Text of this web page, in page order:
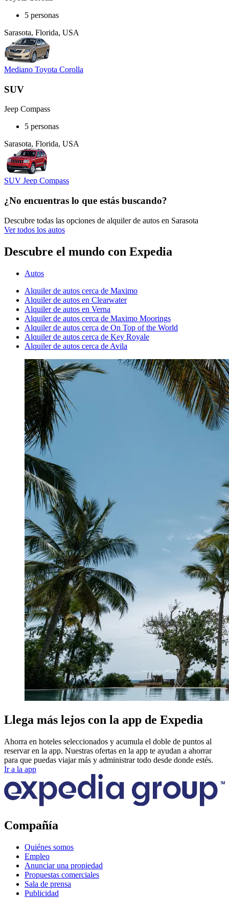
5 personas
Sarasota, Florida, USA
Mediano Toyota Corolla
SUV
Jeep Compass
5 personas
Sarasota, Florida, USA
SUV Jeep Compass
¿No encuentras lo que estás buscando?
Descubre todas las opciones de alquiler de autos en Sarasota
Ver todos los autos
Descubre el mundo con Expedia
Autos
Alquiler de autos cerca de Maximo
Alquiler de autos en Clearwater
Alquiler de autos en Verna
Alquiler de autos cerca de Maximo Moorings
Alquiler de autos cerca de On Top of the World
Alquiler de autos cerca de Key Royale
Alquiler de autos cerca de Avila
Llega más lejos con la app de Expedia
Ahorra en hoteles seleccionados y acumula el doble de puntos al
reservar en la app. Nuestras ofertas en la app te ayudan a ahorrar
para que puedas viajar más y administrar todo desde donde estés.
Ir a la app
Compañía
Quiénes somos
Empleo
Anunciar una propiedad
Propuestas comerciales
Sala de prensa
Publicidad